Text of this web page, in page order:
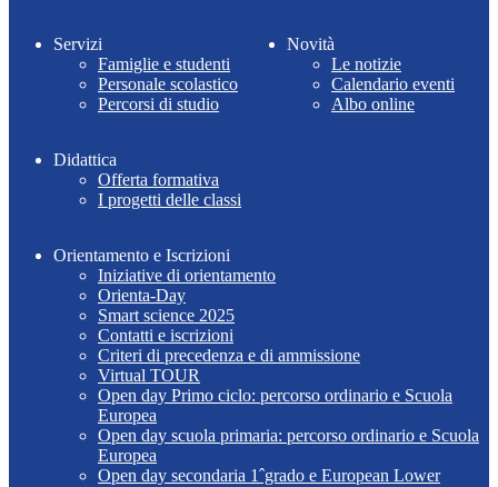
Servizi
Famiglie e studenti
Personale scolastico
Percorsi di studio
Novità
Le notizie
Calendario eventi
Albo online
Didattica
Offerta formativa
I progetti delle classi
Orientamento e Iscrizioni
Iniziative di orientamento
Orienta-Day
Smart science 2025
Contatti e iscrizioni
Criteri di precedenza e di ammissione
Virtual TOUR
Open day Primo ciclo: percorso ordinario e Scuola
Europea
Open day scuola primaria: percorso ordinario e Scuola
Europea
Open day secondaria 1ˆgrado e European Lower